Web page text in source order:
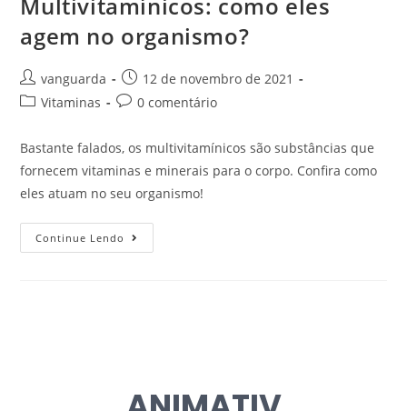
agem no organismo?
vanguarda
12 de novembro de 2021
Vitaminas
0 comentário
Bastante falados, os multivitamínicos são substâncias que
fornecem vitaminas e minerais para o corpo. Confira como
eles atuam no seu organismo!
Continue Lendo